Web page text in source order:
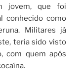
jovem, que foi
conhecido como
Militares já
teria sido visto
com quem após